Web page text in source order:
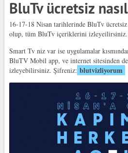
BluTv ücretsiz
16-17-18 Nisan tarihlerinde BluTv
olup, tüm BluTv içeriklerini izleyeilirsiniz.
Smart Tv niz var ise uygulamalar
BluTV Mobil app, ve internet sitesinden
izleyebilirsiniz. Şifreniz: blutvizliyorum